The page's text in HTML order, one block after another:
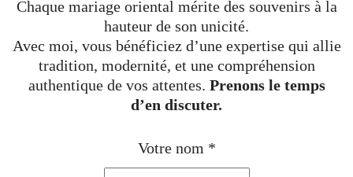
Chaque mariage oriental mérite des souvenirs à la
hauteur de son unicité.
Avec moi, vous bénéficiez d’une expertise qui allie
tradition, modernité, et une compréhension
authentique de vos attentes. Prenons le temps
d’en discuter.
Votre nom *